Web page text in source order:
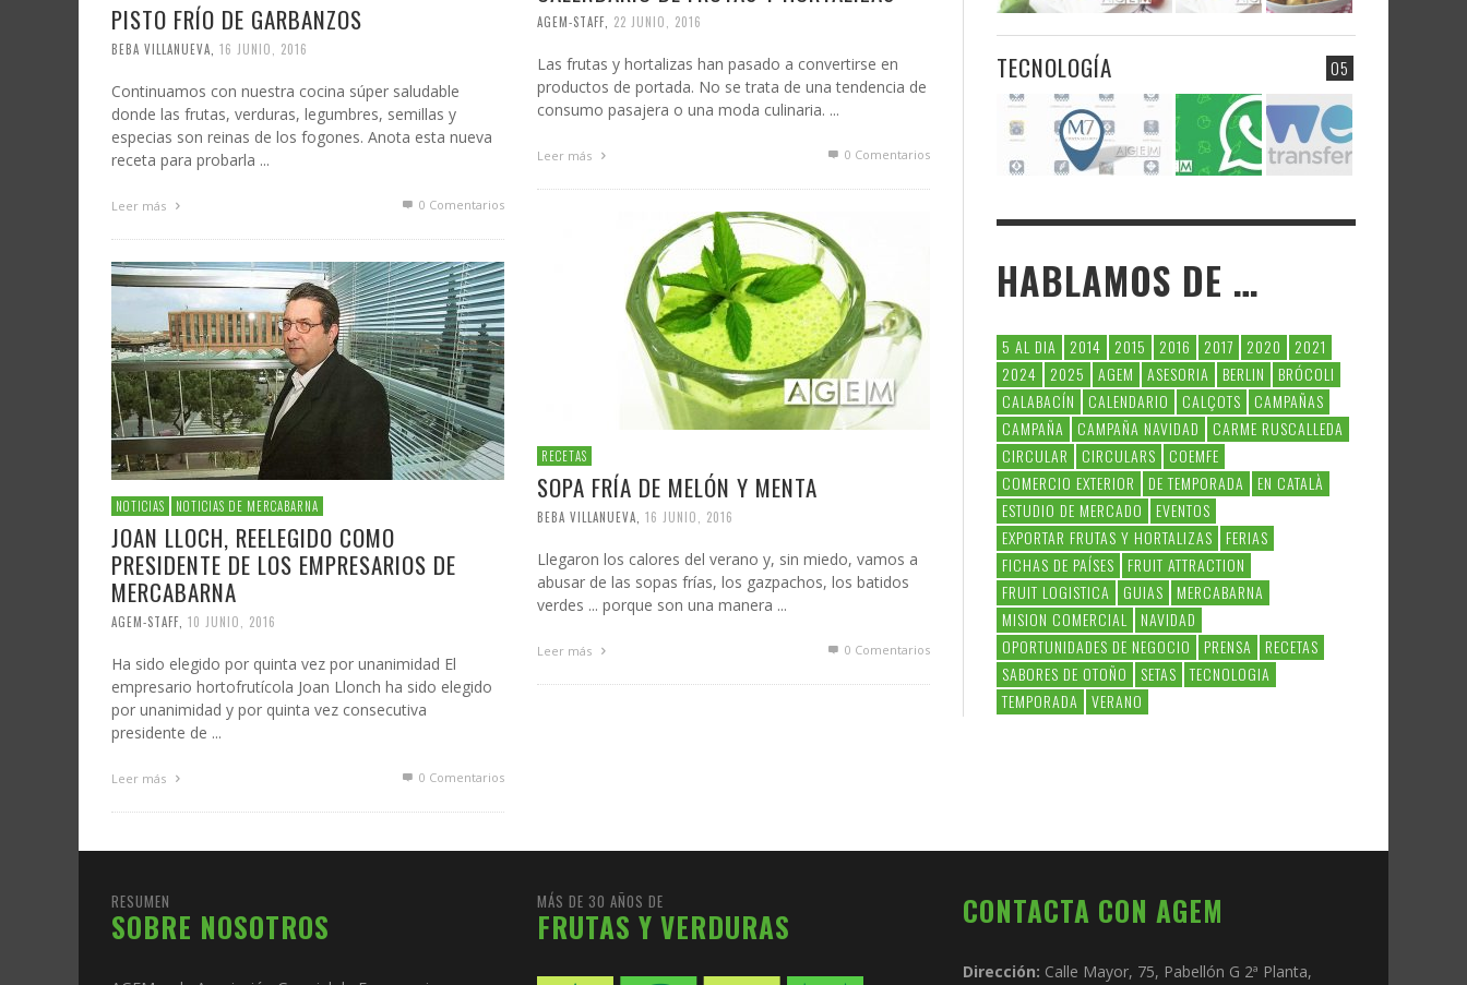
AGEM-STAFF 22 JUNIO, 2016
Las frutas y hortalizas han pasado a convertirse en
productos de portada. No se trata de una tendencia de
consumo pasajera o una moda culinaria. ...
Leer más 0 Comentarios
PISTO FRÍO DE GARBANZOS
BEBA VILLANUEVA 16 JUNIO, 2016
Continuamos con nuestra cocina súper saludable
donde las frutas, verduras, legumbres, semillas y
especias son reinas de los fogones. Anota esta nueva
receta para probarla ...
Leer más 0 Comentarios
RECETAS
SOPA FRÍA DE MELÓN Y MENTA
BEBA VILLANUEVA 16 JUNIO, 2016
Llegaron los calores del verano y, sin miedo, vamos a
abusar de las sopas frías, los gazpachos, los batidos
verdes ... porque son una manera ...
Leer más 0 Comentarios
NOTICIAS NOTICIAS DE MERCABARNA
JOAN LLOCH, REELEGIDO COMO
PRESIDENTE DE LOS EMPRESARIOS DE
MERCABARNA
AGEM-STAFF 10 JUNIO, 2016
Ha sido elegido por quinta vez por unanimidad El
empresario hortofrutícola Joan Llonch ha sido elegido
por unanimidad y por quinta vez consecutiva
presidente de ...
Leer más 0 Comentarios
05
TECNOLOGÍA
HABLAMOS DE …
5 AL DIA 2014 2015 2016 2017 2020
2021
2024
2025 AGEM ASESORIA BERLIN
BRÓCOLI
CALABACÍN
CALENDARIO CALÇOTS
CAMPAÑAS
CAMPAÑA
CAMPAÑA NAVIDAD
CARME RUSCALLEDA
CIRCULAR
CIRCULARS
COEMFE
COMERCIO EXTERIOR
DE TEMPORADA
EN CATALÀ
ESTUDIO DE MERCADO
EVENTOS
EXPORTAR FRUTAS Y HORTALIZAS
FERIAS
FICHAS DE PAÍSES
FRUIT ATTRACTION
FRUIT LOGISTICA
GUIAS
MERCABARNA
MISION COMERCIAL
NAVIDAD
OPORTUNIDADES DE NEGOCIO
PRENSA
RECETAS
SABORES DE OTOÑO
SETAS
TECNOLOGIA
TEMPORADA
VERANO
RESUMEN
SOBRE NOSOTROS
MÁS DE 30 AÑOS DE
FRUTAS Y VERDURAS CONTACTA CON AGEM
Dirección: Calle Mayor, 75, Pabellón G 2ª Planta,